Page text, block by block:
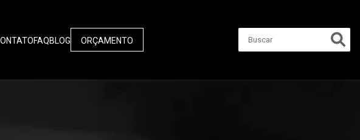
FAQBLOG ORÇAMENTO